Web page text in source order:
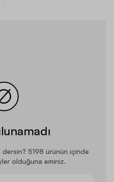
5198 ürünün içinde
olduğuna eminiz.